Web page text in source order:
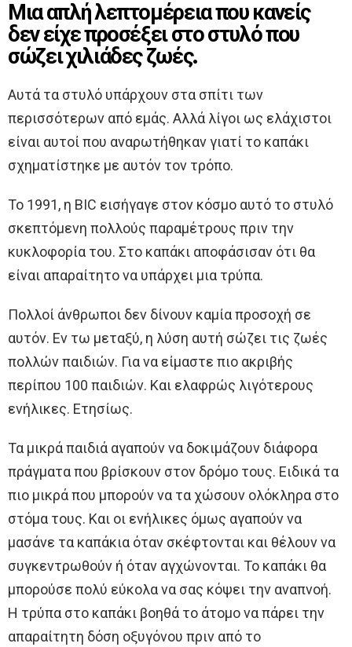
Μια απλή λεπτομέρεια που κανείς
δεν είχε προσέξει στο στυλό που
σώζει χιλιάδες ζωές.
Αυτά τα στυλό υπάρχουν στα σπίτι των
περισσότερων από εμάς. Αλλά λίγοι ως ελάχιστοι
είναι αυτοί που αναρωτήθηκαν γιατί το καπάκι
σχηματίστηκε με αυτόν τον τρόπο.
Το 1991, η BIC εισήγαγε στον κόσμο αυτό το στυλό
σκεπτόμενη πολλούς παραμέτρους πριν την
κυκλοφορία του. Στο καπάκι αποφάσισαν ότι θα
είναι απαραίτητο να υπάρχει μια τρύπα.
Πολλοί άνθρωποι δεν δίνουν καμία προσοχή σε
αυτόν. Εν τω μεταξύ, η λύση αυτή σώζει τις ζωές
πολλών παιδιών. Για να είμαστε πιο ακριβής
περίπου 100 παιδιών. Και ελαφρώς λιγότερους
ενήλικες. Ετησίως.
Τα μικρά παιδιά αγαπούν να δοκιμάζουν διάφορα
πράγματα που βρίσκουν στον δρόμο τους. Ειδικά τα
πιο μικρά που μπορούν να τα χώσουν ολόκληρα στο
στόμα τους. Και οι ενήλικες όμως αγαπούν να
μασάνε τα καπάκια όταν σκέφτονται και θέλουν να
συγκεντρωθούν ή όταν αγχώνονται. Το καπάκι θα
μπορούσε πολύ εύκολα να σας κόψει την αναπνοή.
Η τρύπα στο καπάκι βοηθά το άτομο να πάρει την
απαραίτητη δόση οξυγόνου πριν από το